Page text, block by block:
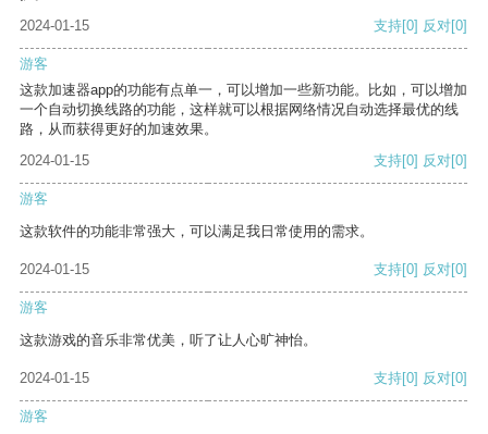
2024-01-15
支持[0] 反对[0]
游客
这款加速器app的功能有点单一，可以增加一些新功能。比如，可以增加
一个自动切换线路的功能，这样就可以根据网络情况自动选择最优的线
路，从而获得更好的加速效果。
2024-01-15
支持[0] 反对[0]
游客
这款软件的功能非常强大，可以满足我日常使用的需求。
2024-01-15 支持[0] 反对[0]
游客
这款游戏的音乐非常优美，听了让人心旷神怡。
2024-01-15 支持[0] 反对[0]
游客